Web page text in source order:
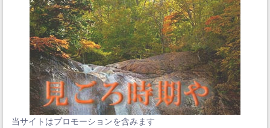
当サイトはプロモーションを含みます